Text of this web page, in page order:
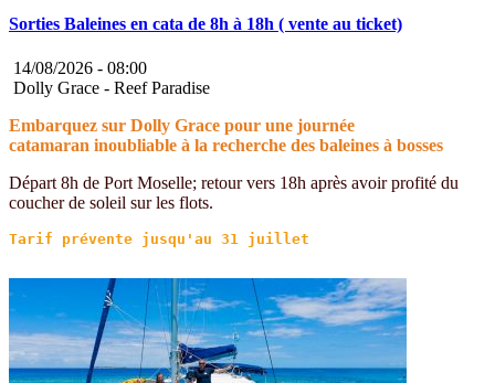
Sorties Baleines en cata de 8h à 18h ( vente au ticket)
14/08/2026 - 08:00
Dolly Grace - Reef Paradise
Embarquez sur Dolly Grace pour une journée
catamaran inoubliable à la recherche des baleines à bosses
Départ 8h de Port Moselle; retour vers 18h après avoir profité du
coucher de soleil sur les flots.